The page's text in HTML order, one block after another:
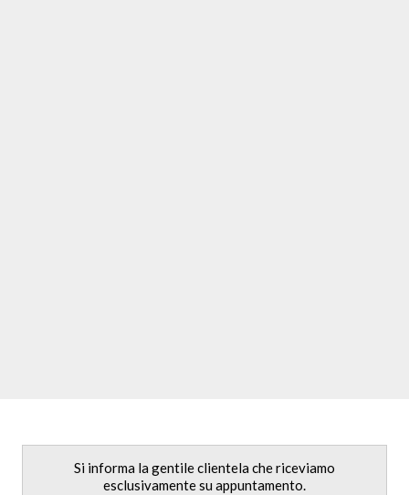
Si informa la gentile clientela che riceviamo
esclusivamente su appuntamento.